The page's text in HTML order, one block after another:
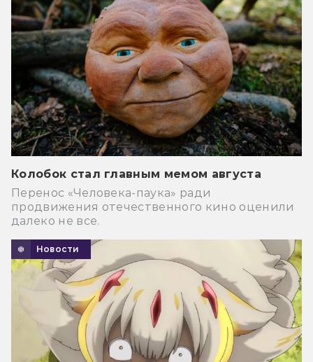
Колобок стал главным мемом августа
Перенос «Человека-паука» ради
продвижения отечественного кино оценили
далеко не все.
Новости